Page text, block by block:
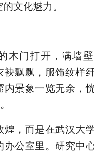
文化魅力。
门打开，满墙壁
飘飘，服饰纹样
内景象一览无余，
，而是在武汉大
办公室里。研究中